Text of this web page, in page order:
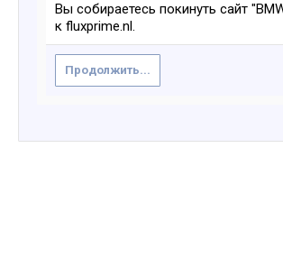
Вы собираетесь покинуть сайт
к fluxprime.nl.
Продолжить...